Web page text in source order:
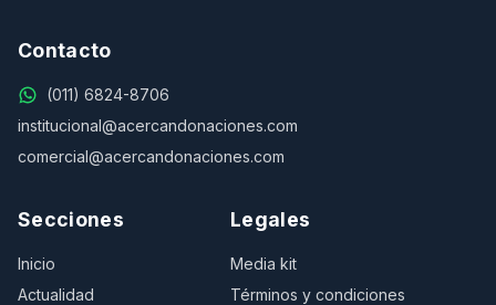
Contacto
(011) 6824-8706
institucional@acercandonaciones.com
comercial@acercandonaciones.com
Secciones
Inicio
Actualidad
Legales
Media kit
Términos y condiciones